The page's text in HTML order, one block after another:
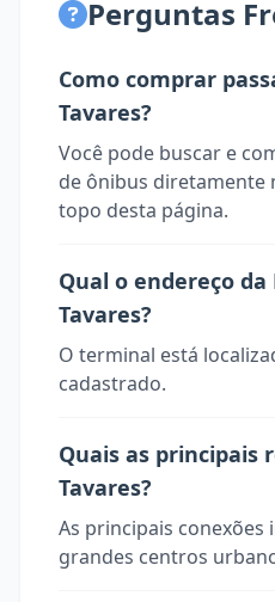
Perguntas
Como comprar
Tavares?
Você pode buscar e
de ônibus diretamente
topo desta página.
Qual o endereço da
Tavares?
O terminal está
cadastrado.
Quais as principais
Tavares?
As principais conexões
grandes centros